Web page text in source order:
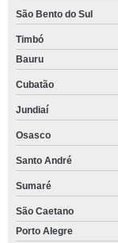
São Bento do Sul
Timbó
Bauru
Cubatão
Jundiaí
Osasco
Santo André
Sumaré
São Caetano
Porto Alegre